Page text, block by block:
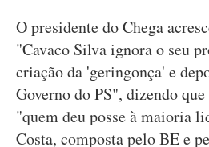
O presidente do Chega
"Cavaco Silva ignora o seu
criação da 'geringonça' e
Governo do PS", dizendo
"quem deu posse à maioria
Costa, composta pelo BE e